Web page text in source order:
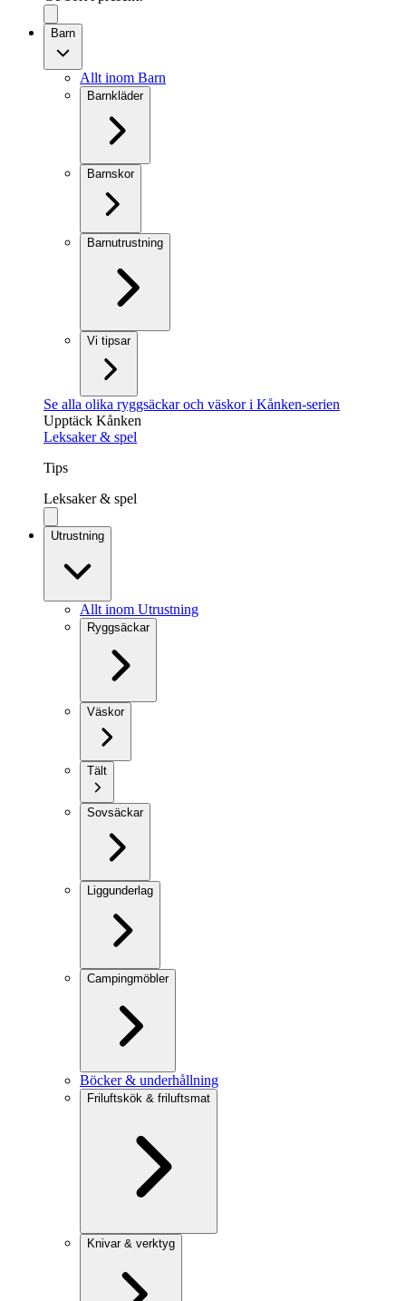
Barn
Allt inom Barn
Barnkläder
Barnskor
Barnutrustning
Vi tipsar
Se alla olika ryggsäckar och väskor i Kånken-serien
Upptäck Kånken
Leksaker & spel
Tips
Leksaker & spel
Utrustning
Allt inom Utrustning
Ryggsäckar
Väskor
Tält
Sovsäckar
Liggunderlag
Campingmöbler
Böcker & underhållning
Friluftskök & friluftsmat
Knivar & verktyg